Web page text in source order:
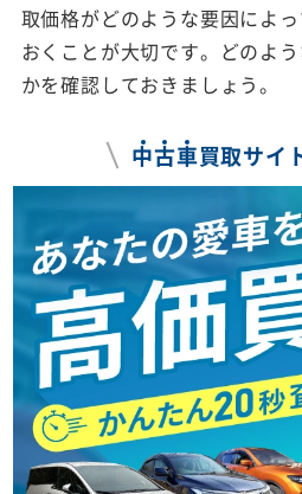
取価格がどのような要因によ
おくことが大切です。どのよ
かを確認しておきましょう。
中古車買取サイ